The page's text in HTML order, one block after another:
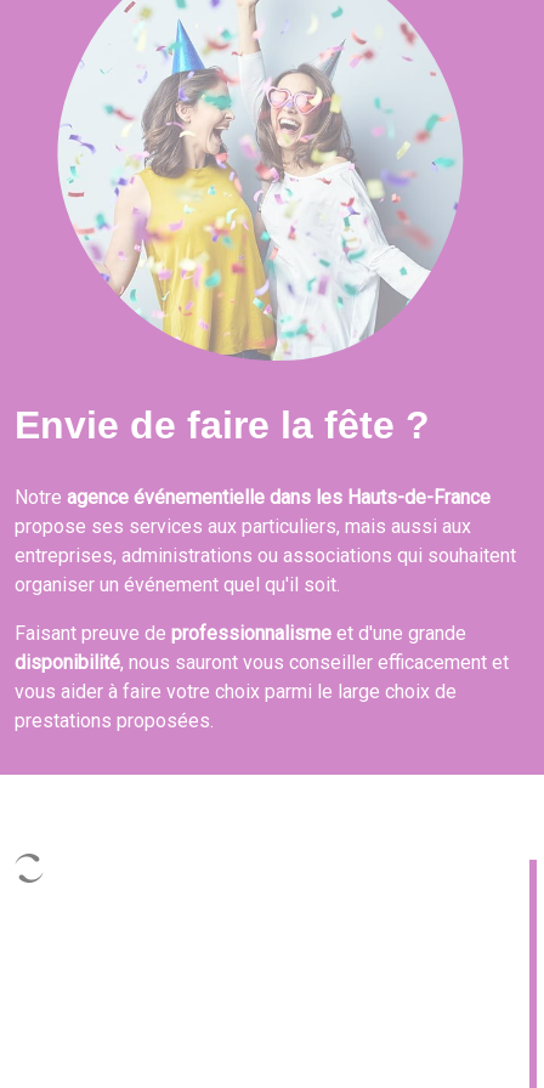
Envie de faire la fête ?
Notre agence événementielle dans les Hauts-de-France
propose ses services aux particuliers, mais aussi aux
entreprises, administrations ou associations qui souhaitent
organiser un événement quel qu'il soit.
Faisant preuve de professionnalisme et d'une grande
disponibilité, nous sauront vous conseiller efficacement et
vous aider à faire votre choix parmi le large choix de
prestations proposées.